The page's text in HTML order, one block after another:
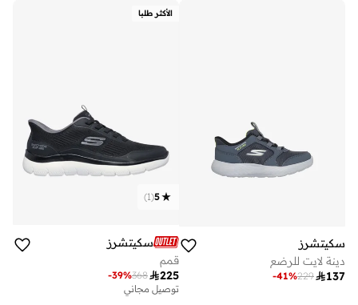
على وشك النفاد
سكيتشرز
دينة لايت للرضع
137
229
-41%
الأكثر طلبا
5
(
1
)
سكيتشرز
قمم
225
368
-39%
توصيل مجاني